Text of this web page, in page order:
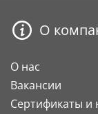
О
О нас
Вакансии
Сертификаты и